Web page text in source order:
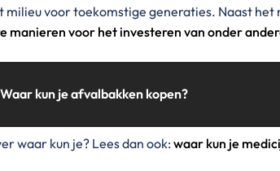
milieu voor toekomstige generaties. Naast het
manieren voor het investeren van onder
Waar kun je afvalbakken kopen?
waar kun je? Lees dan ook: waar kun je